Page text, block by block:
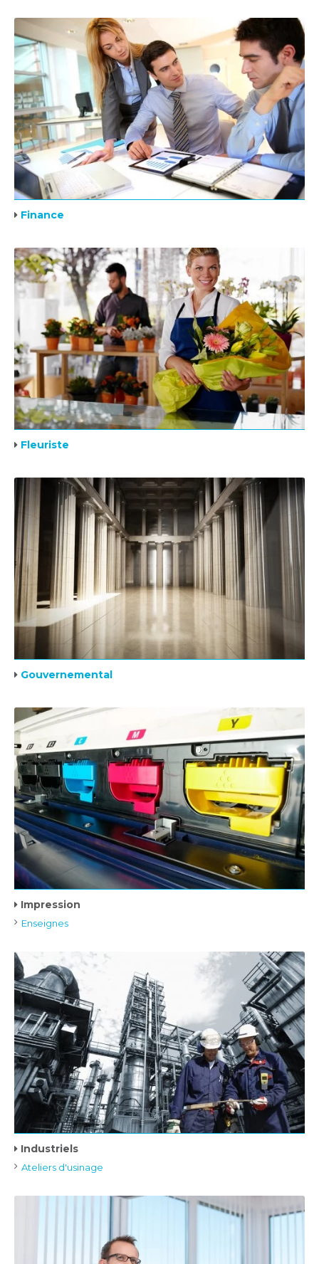
Finance
Fleuriste
Gouvernemental
Impression
Enseignes
Industriels
Ateliers d'usinage